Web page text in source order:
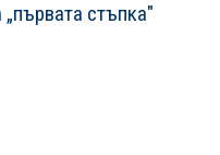
стъпка"